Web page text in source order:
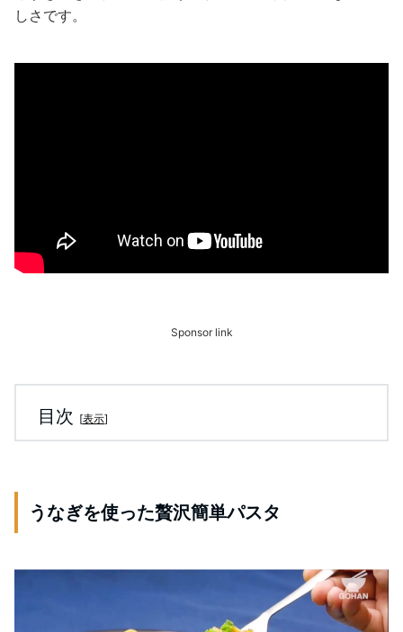
しさです。
Sponsor link
目次 [表示]
うなぎを使った贅沢簡単パスタ